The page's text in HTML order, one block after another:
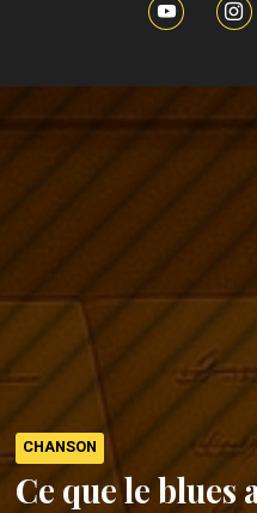
CHANSON
Ce que le blues